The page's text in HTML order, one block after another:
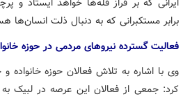
برابر مستکبرانی که به دنبال ذلت انسان‌ها
فعالیت گسترده نیروهای مردمی در حوزه
وی با اشاره به تلاش فعالان حوزه
کرد: جمعی از فعالان این عرصه در لبیک